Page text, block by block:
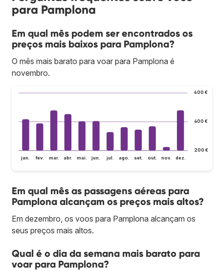
para Pamplona
Em qual mês podem ser encontrados os
preços mais baixos para Pamplona?
O mês mais barato para voar para Pamplona é
novembro.
200 €
400 €
600 €
jan. fev. mar. abr. mai. jun. jul. ago. set. out. nov. dez.
Em qual mês as passagens aéreas para
Pamplona alcançam os preços mais altos?
Em dezembro, os voos para Pamplona alcançam os
seus preços mais altos.
Qual é o dia da semana mais barato para
voar para Pamplona?